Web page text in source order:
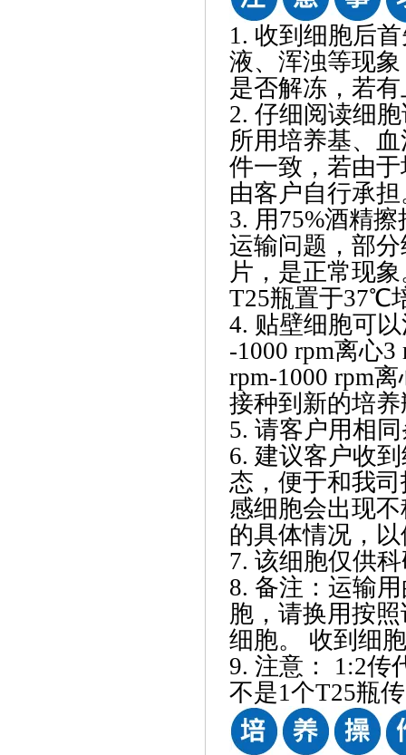
1. 收到细胞后
液、浑浊等现
是否解冻，若
2. 仔细阅读细
所用培养基、
件一致，若由
由客户自行承担
3. 用75%酒精
运输问题，部
片，是正常现
T25瓶置于37℃
4. 贴壁细胞可
-1000 rpm离心
rpm-1000 rpm
接种到新的培
5. 请客户用相
6. 建议客户收
态，便于和我
感细胞会出现
的具体情况，
7. 该细胞仅供
8. 备注：运输
胞，请换用按
细胞。 收到细
9. 注意： 1:2传
不是1个T25瓶